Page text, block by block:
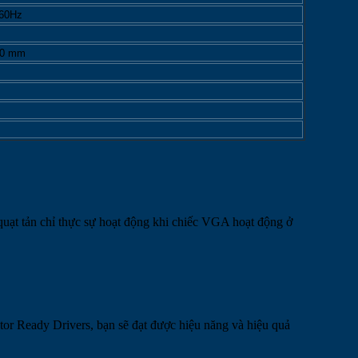
mm
tản chỉ thực sự hoạt động khi chiếc VGA hoạt động ở
Ready Drivers, bạn sẽ đạt được hiệu năng và hiệu quả